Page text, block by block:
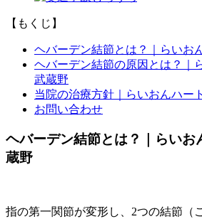
【もくじ】
ヘバーデン結節とは？｜らいお
ヘバーデン結節の原因とは？｜
武蔵野
当院の治療方針｜らいおんハー
お問い合わせ
ヘバーデン結節とは？｜らいお
蔵野
指の第一関節が変形し、2つの結節（